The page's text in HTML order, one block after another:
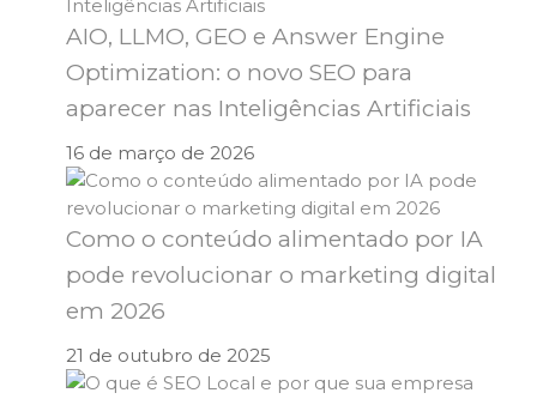
AIO, LLMO, GEO e Answer Engine
Optimization: o novo SEO para
aparecer nas Inteligências Artificiais
16 de março de 2026
Como o conteúdo alimentado por IA
pode revolucionar o marketing digital
em 2026
21 de outubro de 2025